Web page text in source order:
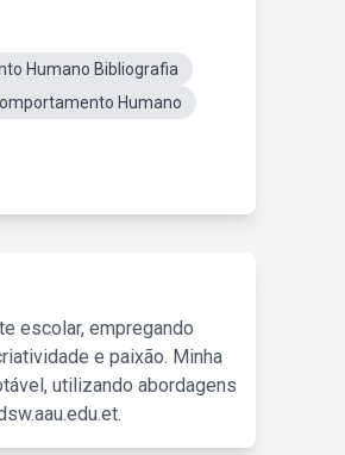
Humano Bibliografia
Humano
escolar, empregando
e paixão. Minha
utilizando abordagens